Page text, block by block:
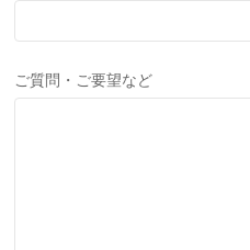
ご質問・ご要望など